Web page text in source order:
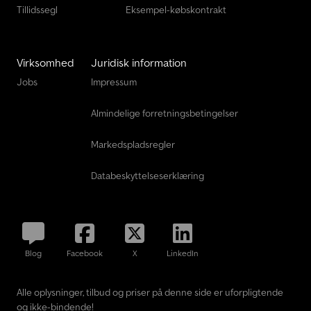
Tillidssegl Eksempel-købskontrakt
Virksomhed
Jobs
Juridisk information
Impressum
Almindelige forretningsbetingelser
Markedspladsregler
Databeskyttelseserklæring
Blog Facebook X LinkedIn
Alle oplysninger, tilbud og priser på denne side er uforpligtende
og ikke-bindende!